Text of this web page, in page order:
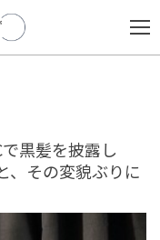
ARENA TOP
で黒髪を披露し
、その変貌ぶりに